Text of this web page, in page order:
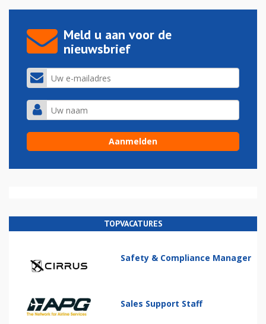
Meld u aan voor de
nieuwsbrief
TOPVACATURES
Safety & Compliance Manager
Sales Support Staff